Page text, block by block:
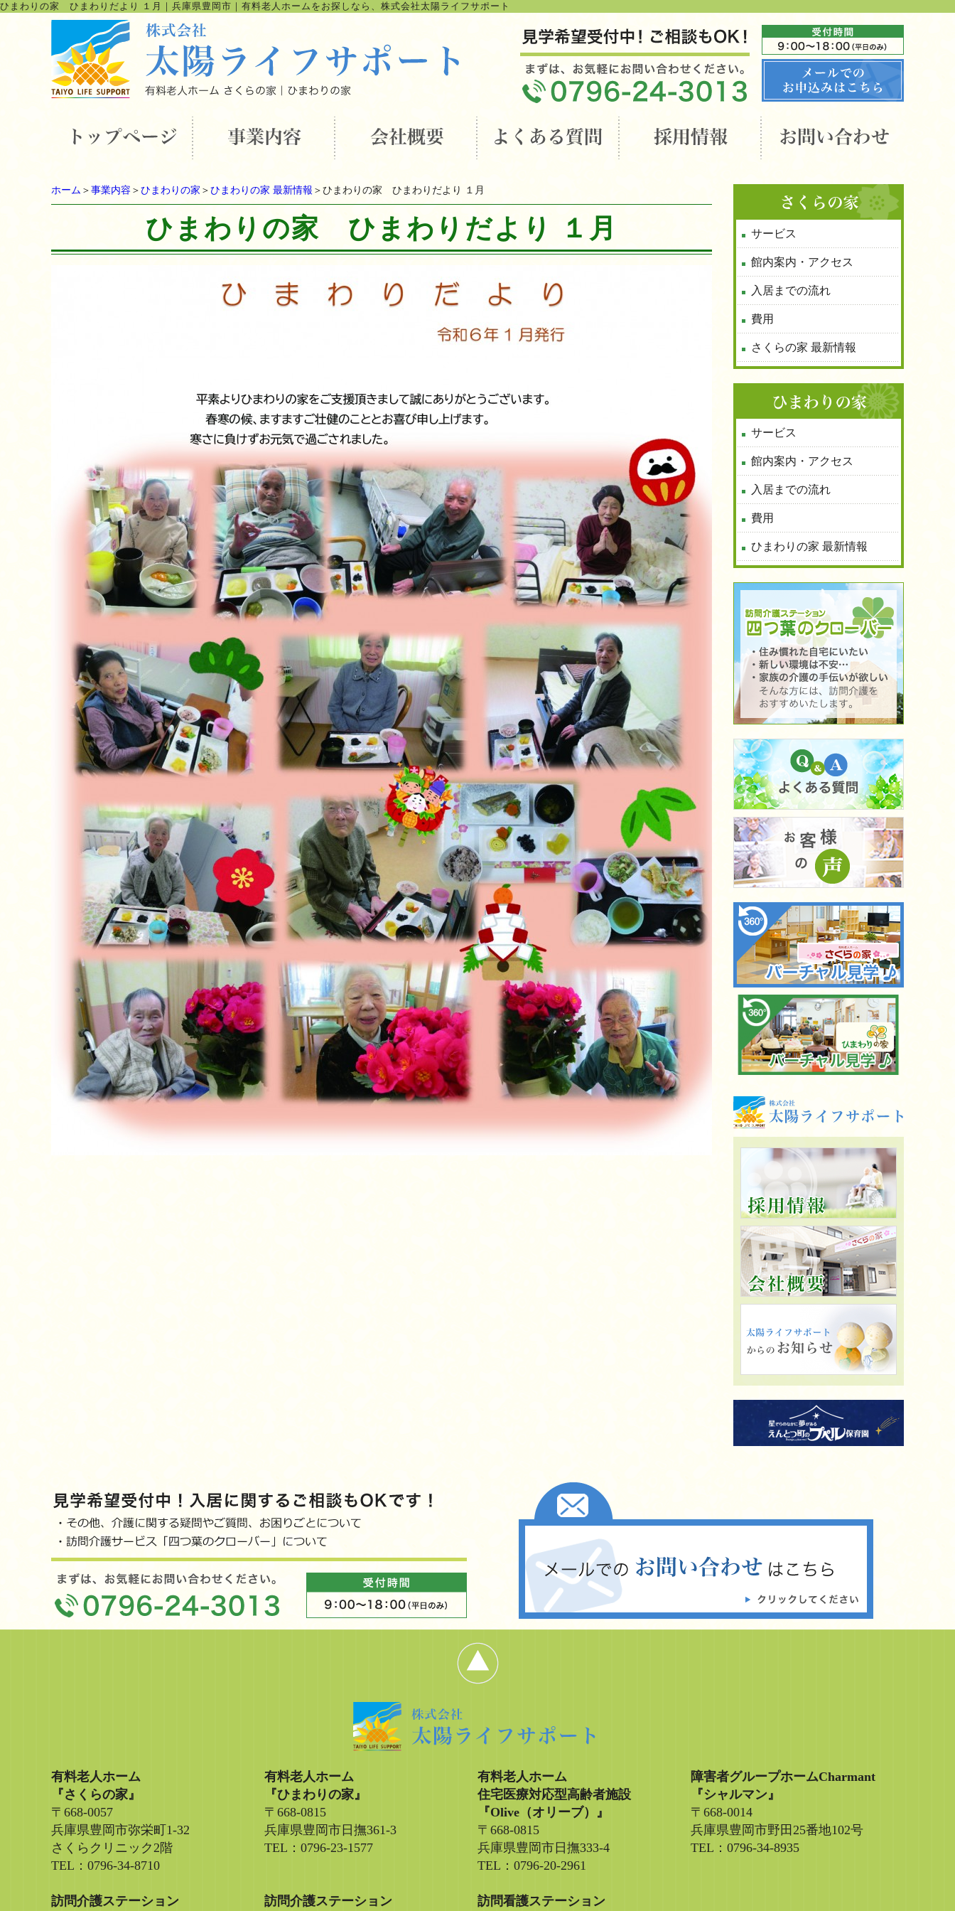
ひまわりの家 ひまわりだより １月 ｜ 兵庫県豊岡市｜有料老人ホームをお探しなら、株式会社太陽ライフサポート
ホーム ＞ 事業内容 ＞ ひまわりの家 ＞ ひまわりの家 最新情報 ＞ひまわりの家 ひまわりだより １月
ひまわりの家 ひまわりだより １月 サービス
館内案内・アクセス
入居までの流れ
費用
さくらの家 最新情報
サービス
館内案内・アクセス
入居までの流れ
費用
ひまわりの家 最新情報
有料老人ホーム
『さくらの家』
〒668-0057
兵庫県豊岡市弥栄町1-32
さくらクリニック2階
TEL：0796-34-8710
有料老人ホーム
『ひまわりの家』
〒668-0815
兵庫県豊岡市日撫361-3
TEL：0796-23-1577
有料老人ホーム
住宅医療対応型高齢者施設
『Olive（オリーブ）』
〒668-0815
兵庫県豊岡市日撫333-4
TEL：0796-20-2961
障害者グループホームCharmant
『シャルマン』
〒668-0014
兵庫県豊岡市野田25番地102号
TEL：0796-34-8935
訪問介護ステーション 訪問介護ステーション 訪問看護ステーション